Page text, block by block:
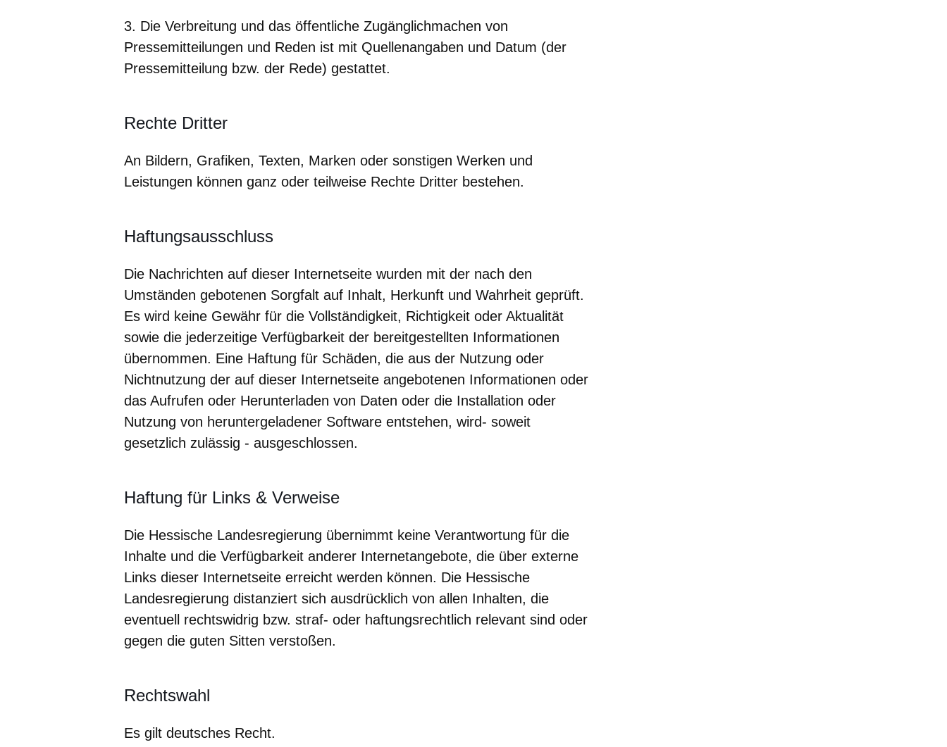
3. Die Verbreitung und das öffentliche Zugänglichmachen von
Pressemitteilungen und Reden ist mit Quellenangaben und Datum (der
Pressemitteilung bzw. der Rede) gestattet.
Rechte Dritter
An Bildern, Grafiken, Texten, Marken oder sonstigen Werken und
Leistungen können ganz oder teilweise Rechte Dritter bestehen.
Haftungsausschluss
Die Nachrichten auf dieser Internetseite wurden mit der nach den
Umständen gebotenen Sorgfalt auf Inhalt, Herkunft und Wahrheit geprüft.
Es wird keine Gewähr für die Vollständigkeit, Richtigkeit oder Aktualität
sowie die jederzeitige Verfügbarkeit der bereitgestellten Informationen
übernommen. Eine Haftung für Schäden, die aus der Nutzung oder
Nichtnutzung der auf dieser Internetseite angebotenen Informationen oder
das Aufrufen oder Herunterladen von Daten oder die Installation oder
Nutzung von heruntergeladener Software entstehen, wird- soweit
gesetzlich zulässig - ausgeschlossen.
Haftung für Links & Verweise
Die Hessische Landesregierung übernimmt keine Verantwortung für die
Inhalte und die Verfügbarkeit anderer Internetangebote, die über externe
Links dieser Internetseite erreicht werden können. Die Hessische
Landesregierung distanziert sich ausdrücklich von allen Inhalten, die
eventuell rechtswidrig bzw. straf- oder haftungsrechtlich relevant sind oder
gegen die guten Sitten verstoßen.
Rechtswahl
Es gilt deutsches Recht.